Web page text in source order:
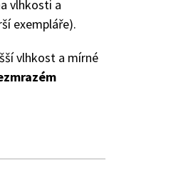
vlhkosti a
exempláře).
vlhkost a mírné